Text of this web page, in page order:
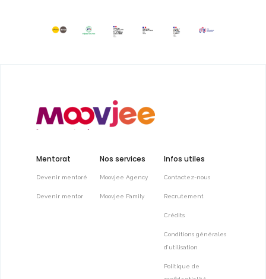
Mentorat
Devenir mentoré
Devenir mentor
Nos services
Moovjee Agency
Moovjee Family
Infos utiles
Contactez-nous
Recrutement
Crédits
Conditions générales
d’utilisation
Politique de